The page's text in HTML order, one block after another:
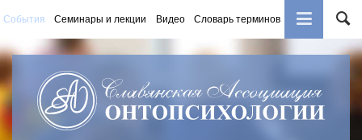
События Семинары и лекции Видео Словарь терминов Книги